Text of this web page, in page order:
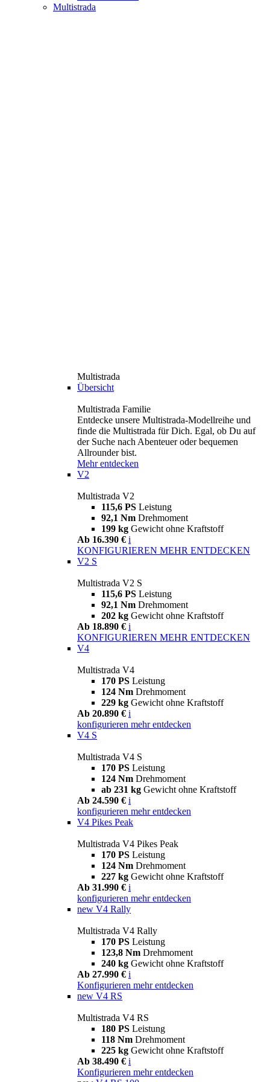
Multistrada
Multistrada
Übersicht
Multistrada Familie
Entdecke unsere Multistrada-Modellreihe und
finde die Multistrada für Dich. Egal, ob Du auf
der Suche nach Abenteuer oder bequemen
Allrounder bist.
Mehr entdecken
V2
Multistrada V2
115,6 PS Leistung
92,1 Nm Drehmoment
199 kg Gewicht ohne Kraftstoff
Ab 16.390 € i
KONFIGURIEREN MEHR ENTDECKEN
V2 S
Multistrada V2 S
115,6 PS Leistung
92,1 Nm Drehmoment
202 kg Gewicht ohne Kraftstoff
Ab 18.890 € i
KONFIGURIEREN MEHR ENTDECKEN
V4
Multistrada V4
170 PS Leistung
124 Nm Drehmoment
229 kg Gewicht ohne Kraftstoff
Ab 20.890 € i
konfigurieren mehr entdecken
V4 S
Multistrada V4 S
170 PS Leistung
124 Nm Drehmoment
ab 231 kg Gewicht ohne Kraftstoff
Ab 24.590 € i
konfigurieren mehr entdecken
V4 Pikes Peak
Multistrada V4 Pikes Peak
170 PS Leistung
124 Nm Drehmoment
227 kg Gewicht ohne Kraftstoff
Ab 31.990 € i
konfigurieren mehr entdecken
new V4 Rally
Multistrada V4 Rally
170 PS Leistung
123,8 Nm Drehmoment
240 kg Gewicht ohne Kraftstoff
Ab 27.990 € i
Konfigurieren mehr entdecken
new V4 RS
Multistrada V4 RS
180 PS Leistung
118 Nm Drehmoment
225 kg Gewicht ohne Kraftstoff
Ab 38.490 € i
Konfigurieren mehr entdecken